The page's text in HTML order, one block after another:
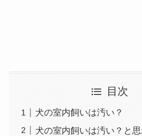
目次
犬の室内飼いは汚い？
犬の室内飼いは汚い？と